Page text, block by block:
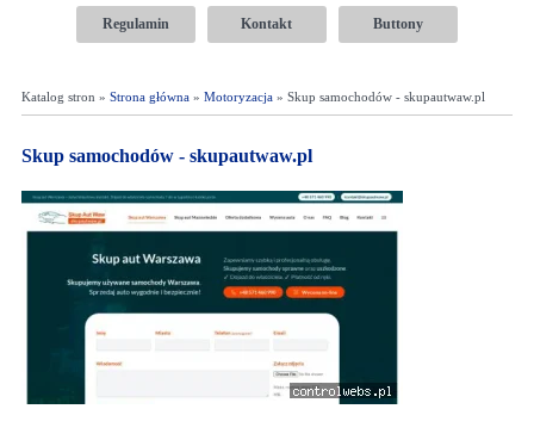
Regulamin Kontakt Buttony
Katalog stron » Strona główna» Motoryzacja» Skup samochodów - skupautwaw.pl
Skup samochodów - skupautwaw.pl